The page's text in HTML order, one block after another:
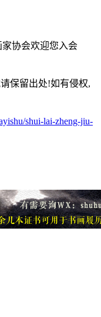
协会欢迎您入会
保留出处!如有侵权,
shui-lai-zheng-jiu-